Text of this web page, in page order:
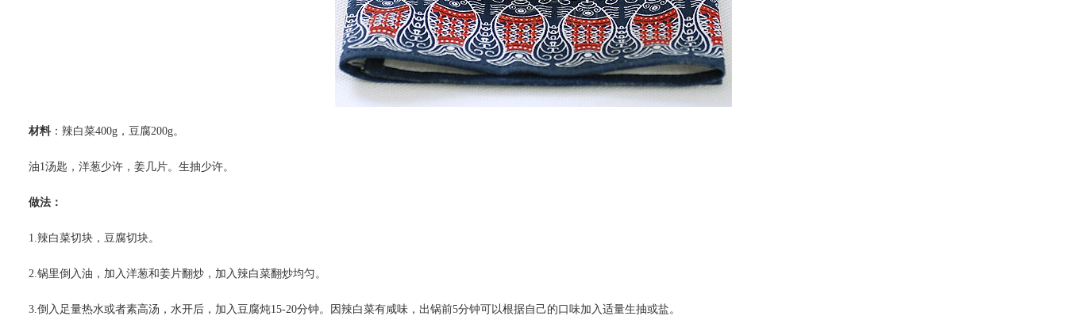
材料 ：辣白菜400g，豆腐200g。
油1汤匙，洋葱少许，姜几片。生抽少许。
做法：
1.辣白菜切块，豆腐切块。
2.锅里倒入油，加入洋葱和姜片翻炒，加入辣白菜翻炒均匀。
3.倒入足量热水或者素高汤，水开后，加入豆腐炖15-20分钟。因辣白菜有咸味，出锅前5分钟可以根据自己的口味加入适量生抽或盐。